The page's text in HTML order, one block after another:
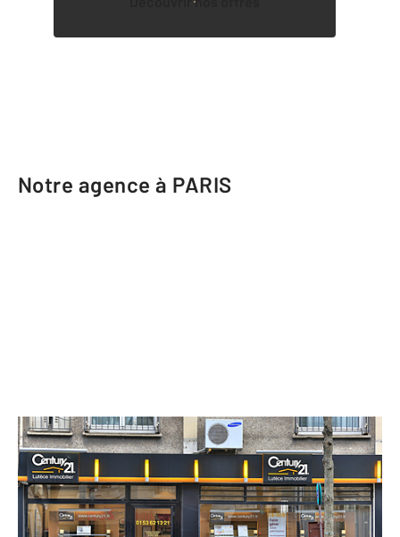
Notre agence à PARIS
CENTURY 21 Lutèce Immobilier
165 rue de Tolbiac
PARIS - 75013